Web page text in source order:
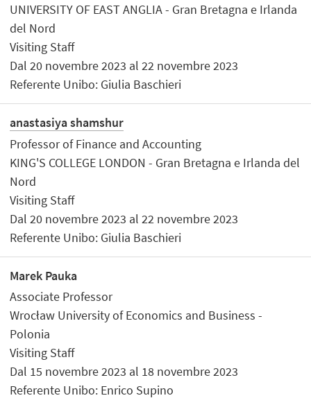
UNIVERSITY OF EAST ANGLIA - Gran Bretagna e Irlanda
del Nord
Visiting Staff
Dal 20 novembre 2023 al 22 novembre 2023
Referente Unibo: Giulia Baschieri
anastasiya shamshur
Professor of Finance and Accounting
KING'S COLLEGE LONDON - Gran Bretagna e Irlanda del
Nord
Visiting Staff
Dal 20 novembre 2023 al 22 novembre 2023
Referente Unibo: Giulia Baschieri
Marek Pauka
Associate Professor
Wrocław University of Economics and Business -
Polonia
Visiting Staff
Dal 15 novembre 2023 al 18 novembre 2023
Referente Unibo: Enrico Supino